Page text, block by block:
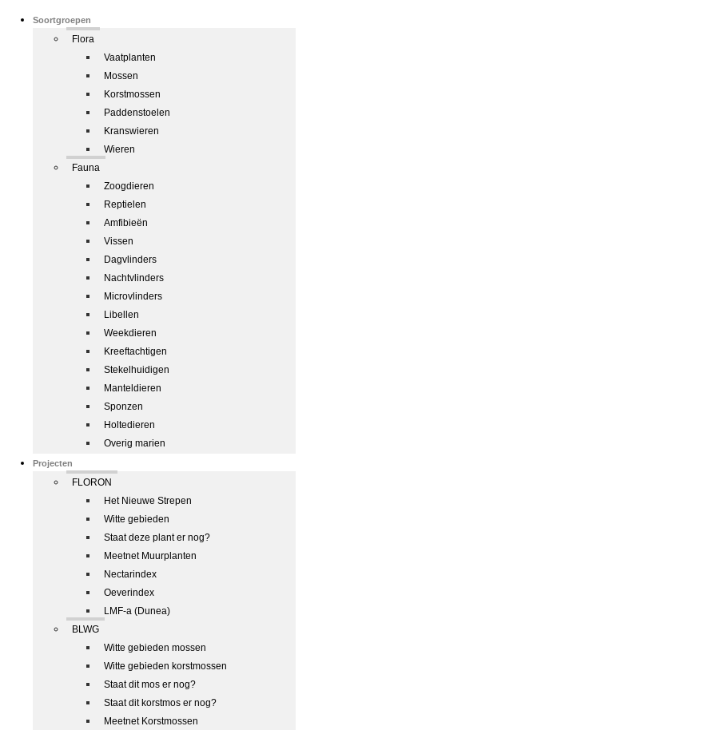
Soortgroepen
Flora
Vaatplanten
Mossen
Korstmossen
Paddenstoelen
Kranswieren
Wieren
Fauna
Zoogdieren
Reptielen
Amfibieën
Vissen
Dagvlinders
Nachtvlinders
Microvlinders
Libellen
Weekdieren
Kreeftachtigen
Stekelhuidigen
Manteldieren
Sponzen
Holtedieren
Overig marien
Projecten
FLORON
Het Nieuwe Strepen
Witte gebieden
Staat deze plant er nog?
Meetnet Muurplanten
Nectarindex
Oeverindex
LMF-a (Dunea)
BLWG
Witte gebieden mossen
Witte gebieden korstmossen
Staat dit mos er nog?
Staat dit korstmos er nog?
Meetnet Korstmossen